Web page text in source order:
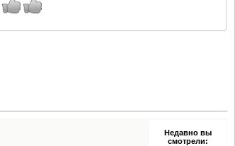
Недавно вы
смотрели: